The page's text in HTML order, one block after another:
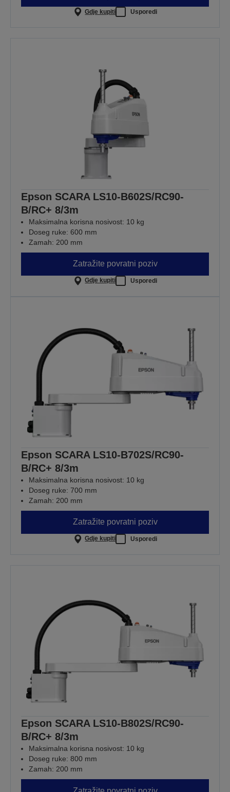
Gdje kupiti Usporedi
Epson SCARA LS10-B602S/RC90-
B/RC+ 8/3m
Maksimalna korisna nosivost: 10 kg
Doseg ruke: 600 mm
Zamah: 200 mm
Zatražite povratni poziv
Gdje kupiti Usporedi
Epson SCARA LS10-B702S/RC90-
B/RC+ 8/3m
Maksimalna korisna nosivost: 10 kg
Doseg ruke: 700 mm
Zamah: 200 mm
Zatražite povratni poziv
Gdje kupiti Usporedi
Epson SCARA LS10-B802S/RC90-
B/RC+ 8/3m
Maksimalna korisna nosivost: 10 kg
Doseg ruke: 800 mm
Zamah: 200 mm